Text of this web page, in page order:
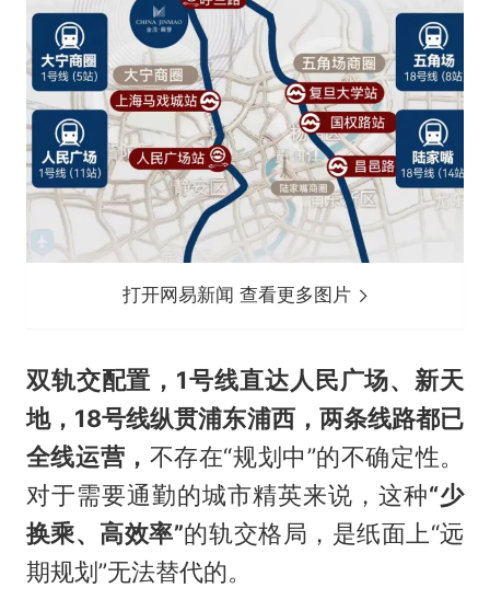
打开网易新闻 查看更多图片
双轨交配置，1号线直达人民广场、新天
地，18号线纵贯浦东浦西，两条线路都已
全线运营， 不存在“规划中”的不确定性。
对于需要通勤的城市精英来说，这种“少
换乘、高效率”的轨交格局，是纸面上“远
期规划”无法替代的。